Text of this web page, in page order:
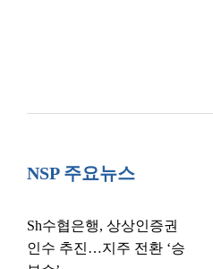
NSP 주요뉴스
Sh수협은행, 상상인증권
인수 추진…지주 전환 ‘승